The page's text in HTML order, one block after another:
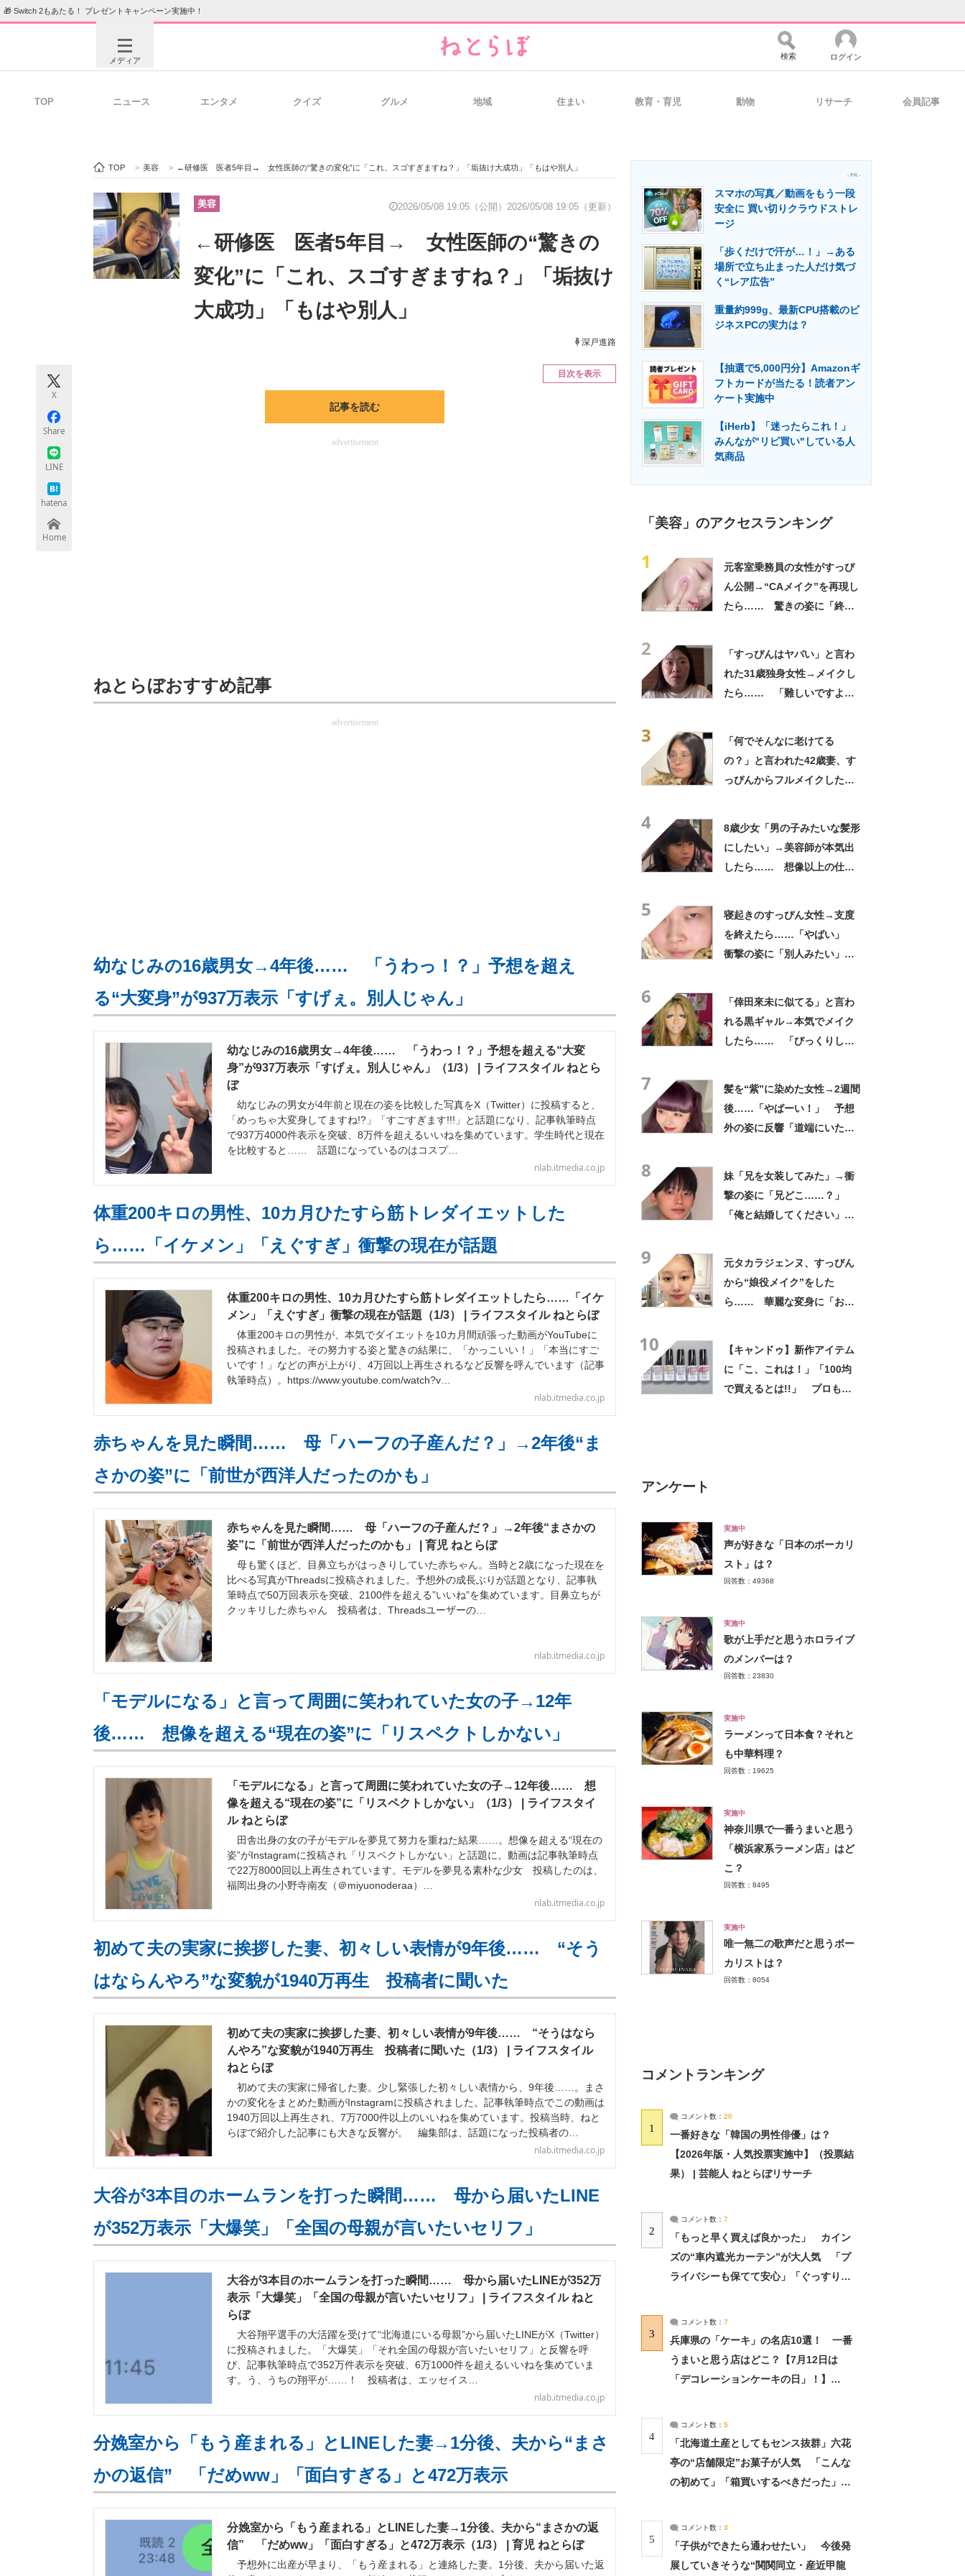
🎁 Switch 2もあたる！ プレゼントキャンペーン実施中！
メディア
ビジネスと働き方のヒント 経営リーダーのコミュニティ マーケ×ITの今がよく分かる
ITエンジニア向け専門サイト 製造業のIT導入・活用を支援
エネルギーの専門メディア 建設×テクノロジーの最前線
検索 ログイン
TOP ニュース エンタメ クイズ グルメ 地域 住まい 教育・育児 動物 リサーチ 会員記事
TOP > 美容 > ←研修医 医者5年目→ 女性医師の“驚きの変化”に「これ、スゴすぎますね？」「垢抜け大成功」「もはや別人」
美容 2026/05/08 19:05（公開） 2026/05/08 19:05（更新）
←研修医 医者5年目→ 女性医師の“驚きの
変化”に「これ、スゴすぎますね？」「垢抜け
大成功」「もはや別人」
深戸進路
X
Share
LINE
hatena
Home
目次を表示
記事を読む
advertisement
ねとらぼおすすめ記事
advertisement
幼なじみの16歳男女→4年後…… 「うわっ！？」予想を超え
る“大変身”が937万表示「すげぇ。別人じゃん」
幼なじみの16歳男女→4年後…… 「うわっ！？」予想を超える“大変
身”が937万表示「すげぇ。別人じゃん」（1/3） | ライフスタイル ねとら
ぼ
幼なじみの男女が4年前と現在の姿を比較した写真をX（Twitter）に投稿すると、
「めっちゃ大変身してますね!?」「すごすぎます!!!」と話題になり、記事執筆時点
で937万4000件表示を突破、8万件を超えるいいねを集めています。学生時代と現在
を比較すると…… 話題になっているのはコスプ…
nlab.itmedia.co.jp
体重200キロの男性、10カ月ひたすら筋トレダイエットした
ら……「イケメン」「えぐすぎ」衝撃の現在が話題
体重200キロの男性、10カ月ひたすら筋トレダイエットしたら……「イケ
メン」「えぐすぎ」衝撃の現在が話題（1/3） | ライフスタイル ねとらぼ
体重200キロの男性が、本気でダイエットを10カ月間頑張った動画がYouTubeに
投稿されました。その努力する姿と驚きの結果に、「かっこいい！」「本当にすご
いです！」などの声が上がり、4万回以上再生されるなど反響を呼んでいます（記事
執筆時点）。https://www.youtube.com/watch?v…
nlab.itmedia.co.jp
赤ちゃんを見た瞬間…… 母「ハーフの子産んだ？」→2年後“ま
さかの姿”に「前世が西洋人だったのかも」
赤ちゃんを見た瞬間…… 母「ハーフの子産んだ？」→2年後“まさかの
姿”に「前世が西洋人だったのかも」 | 育児 ねとらぼ
母も驚くほど、目鼻立ちがはっきりしていた赤ちゃん。当時と2歳になった現在を
比べる写真がThreadsに投稿されました。予想外の成長ぶりが話題となり、記事執
筆時点で50万回表示を突破、2100件を超える”いいね”を集めています。目鼻立ちが
クッキリした赤ちゃん 投稿者は、Threadsユーザーの…
nlab.itmedia.co.jp
「モデルになる」と言って周囲に笑われていた女の子→12年
後…… 想像を超える“現在の姿”に「リスペクトしかない」
「モデルになる」と言って周囲に笑われていた女の子→12年後…… 想
像を超える“現在の姿”に「リスペクトしかない」（1/3） | ライフスタイ
ル ねとらぼ
田舎出身の女の子がモデルを夢見て努力を重ねた結果……。想像を超える“現在の
姿”がInstagramに投稿され「リスペクトしかない」と話題に。動画は記事執筆時点
で22万8000回以上再生されています。モデルを夢見る素朴な少女 投稿したのは、
福岡出身の小野寺南友（＠miyuonoderaa）…
nlab.itmedia.co.jp
初めて夫の実家に挨拶した妻、初々しい表情が9年後…… “そう
はならんやろ”な変貌が1940万再生 投稿者に聞いた
初めて夫の実家に挨拶した妻、初々しい表情が9年後…… “そうはなら
んやろ”な変貌が1940万再生 投稿者に聞いた（1/3） | ライフスタイル
ねとらぼ
初めて夫の実家に帰省した妻。少し緊張した初々しい表情から、9年後……。まさ
かの変化をまとめた動画がInstagramに投稿されました。記事執筆時点でこの動画は
1940万回以上再生され、7万7000件以上のいいねを集めています。投稿当時、ねと
らぼで紹介した記事にも大きな反響が。 編集部は、話題になった投稿者の…
nlab.itmedia.co.jp
大谷が3本目のホームランを打った瞬間…… 母から届いたLINE
が352万表示「大爆笑」「全国の母親が言いたいセリフ」
大谷が3本目のホームランを打った瞬間…… 母から届いたLINEが352万
表示「大爆笑」「全国の母親が言いたいセリフ」 | ライフスタイル ねと
らぼ
大谷翔平選手の大活躍を受けて“北海道にいる母親”から届いたLINEがX（Twitter）
に投稿されました。「大爆笑」「それ全国の母親が言いたいセリフ」と反響を呼
び、記事執筆時点で352万件表示を突破、6万1000件を超えるいいねを集めていま
す。う、うちの翔平が……！ 投稿者は、エッセイス…
nlab.itmedia.co.jp
分娩室から「もう産まれる」とLINEした妻→1分後、夫から“まさ
かの返信” 「だめww」「面白すぎる」と472万表示
分娩室から「もう産まれる」とLINEした妻→1分後、夫から“まさかの返
信” 「だめww」「面白すぎる」と472万表示（1/3） | 育児 ねとらぼ
予想外に出産が早まり、「もう産まれる」と連絡した妻。1分後、夫から届いた返
- PR -
スマホの写真／動画をもう一段
安全に 買い切りクラウドストレ
ージ
「歩くだけで汗が…！」→ある
場所で立ち止まった人だけ気づ
く“レア広告”
重量約999g、最新CPU搭載のビ
ジネスPCの実力は？
【抽選で5,000円分】Amazonギ
フトカードが当たる！読者アン
ケート実施中
【iHerb】「迷ったらこれ！」
みんなが"リピ買い"している人
気商品
「美容」のアクセスランキング
1
元客室乗務員の女性がすっぴ
ん公開→“CAメイク”を再現し
たら…… 驚きの姿に「終始
2
「すっぴんはヤバい」と言わ
れた31歳独身女性→メイクし
たら…… 「難しいですよ
3
「何でそんなに老けてる
の？」と言われた42歳妻、す
っぴんからフルメイクした
4
8歳少女「男の子みたいな髪形
にしたい」→美容師が本気出
したら…… 想像以上の仕上
5
寝起きのすっぴん女性→支度
を終えたら……「やばい」
衝撃の姿に「別人みたい」
6
「倖田來未に似てる」と言わ
れる黒ギャル→本気でメイク
したら…… 「びっくりし
7
髪を“紫”に染めた女性→2週間
後……「やばーい！」 予想
外の姿に反響「道端にいたら
8
妹「兄を女装してみた」→衝
撃の姿に「兄どこ……？」
「俺と結婚してください」と
9
元タカラジェンヌ、すっぴん
から“娘役メイク”をした
ら…… 華麗な変身に「おぉ
10
【キャンドゥ】新作アイテム
に「こ、これは！」「100均
で買えるとは!!」 プロも驚
アンケート
実施中
声が好きな「日本のボーカリ
スト」は？
回答数：49368
実施中
歌が上手だと思うホロライブ
のメンバーは？
回答数：23830
実施中
ラーメンって日本食？それと
も中華料理？
回答数：19625
実施中
神奈川県で一番うまいと思う
「横浜家系ラーメン店」はど
こ？
回答数：8495
実施中
唯一無二の歌声だと思うボー
カリストは？
回答数：8054
コメントランキング
1
コメント数： 20
一番好きな「韓国の男性俳優」は？
【2026年版・人気投票実施中】（投票結
果） | 芸能人 ねとらぼリサーチ
2
コメント数： 7
「もっと早く買えば良かった」 カイン
ズの“車内遮光カーテン”が大人気 「プ
ライバシーも保てて安心」「ぐっすり眠
3
コメント数： 7
兵庫県の「ケーキ」の名店10選！ 一番
うまいと思う店はどこ？【7月12日は
「デコレーションケーキの日」！】
4
コメント数： 5
「北海道土産としてもセンス抜群」六花
亭の“店舗限定”お菓子が人気 「こんな
の初めて」「箱買いするべきだった」
5
コメント数： 3
「子供ができたら通わせたい」 今後発
展していきそうな“関関同立・産近甲龍